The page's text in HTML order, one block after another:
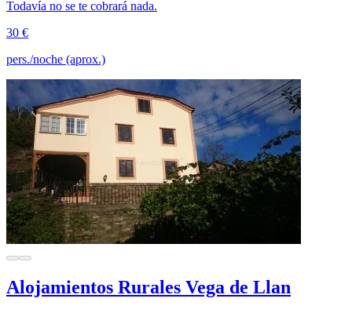
Todavía no se te cobrará nada.
30 €
pers./noche (aprox.)
Alojamientos Rurales Vega de Llan